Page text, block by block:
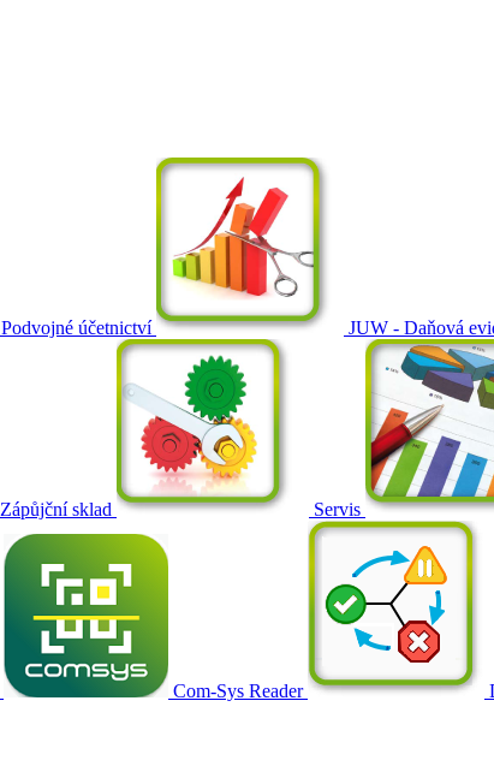
Podvojné účetnictví JUW - Daňová
Zápůjční sklad Servis
Com-Sys Reader